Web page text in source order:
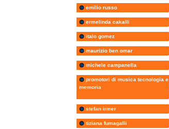
emilio russo
ermelinda cakalli
italo gomez
maurizio ben omar
michele campanella
promotori di musica tecnologia e
memoria
stefan irmer
tiziana fumagalli